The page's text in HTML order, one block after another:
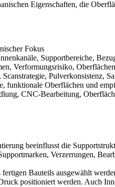
Eigenschaften, die
Fokus
Supportbereiche,
Verformungsrisiko,
Scanstrategie, Pulverkonsistenz,
funktionale Oberflächen und
CNC-Bearbeitung,
beeinflusst die
Verzerrungen,
Bauteils ausgewählt
positioniert werden. Auch